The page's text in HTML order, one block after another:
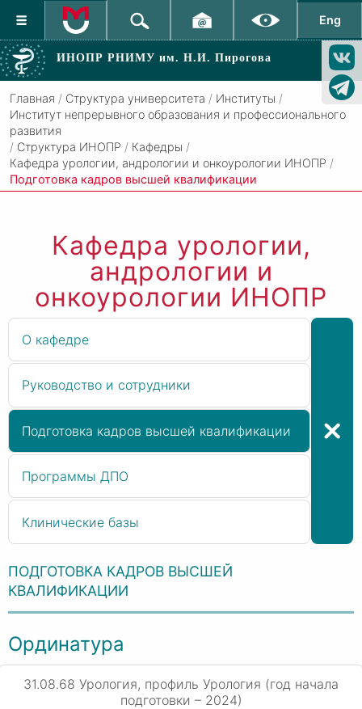
Eng
ИНОПР РНИМУ им. Н.И. Пирогова
Главная / Структура университета / Институты /
Институт непрерывного образования и профессионального
развития
/ Структура ИНОПР / Кафедры /
Кафедра урологии, андрологии и онкоурологии ИНОПР /
Подготовка кадров высшей квалификации
Кафедра урологии,
андрологии и
онкоурологии ИНОПР
О кафедре
Руководство и сотрудники
Подготовка кадров высшей квалификации
Программы ДПО
Клинические базы
ПОДГОТОВКА КАДРОВ ВЫСШЕЙ
КВАЛИФИКАЦИИ
Ординатура
31.08.68 Урология, профиль Урология (год начала
подготовки – 2024)